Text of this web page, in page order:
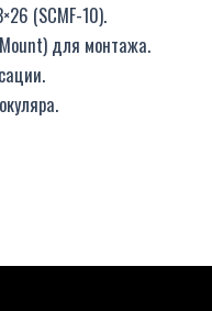
(SCMF-10).
для монтажа.